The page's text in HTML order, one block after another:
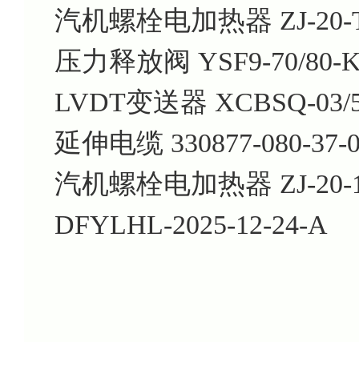
汽机螺栓电加热器 ZJ-20-
压力释放阀 YSF9-70/80-
LVDT变送器 XCBSQ-03/
延伸电缆 330877-080-37-
汽机螺栓电加热器 ZJ-20-
DFYLHL-2025-12-24-A